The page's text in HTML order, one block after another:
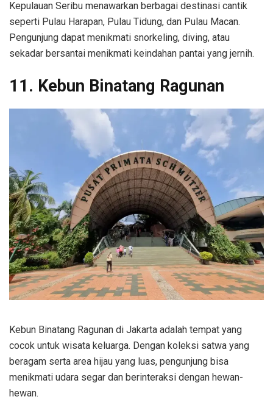
Kepulauan Seribu menawarkan berbagai destinasi cantik
seperti Pulau Harapan, Pulau Tidung, dan Pulau Macan.
Pengunjung dapat menikmati snorkeling, diving, atau
sekadar bersantai menikmati keindahan pantai yang jernih.
11. Kebun Binatang Ragunan
Kebun Binatang Ragunan di Jakarta adalah tempat yang
cocok untuk wisata keluarga. Dengan koleksi satwa yang
beragam serta area hijau yang luas, pengunjung bisa
menikmati udara segar dan berinteraksi dengan hewan-
hewan.